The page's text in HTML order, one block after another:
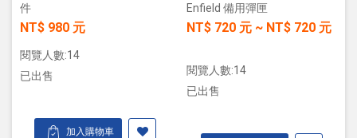
件
NT$ 980 元
閱覽人數:14
已出售
加入購物車
Enfield 備用彈匣
NT$ 720 元 ~ NT$ 720 元
閱覽人數:14
已出售